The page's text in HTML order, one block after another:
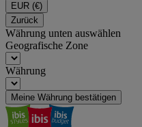
EUR (€)
Zurück
Währung unten auswählen
Geografische Zone
Währung
Meine Währung bestätigen